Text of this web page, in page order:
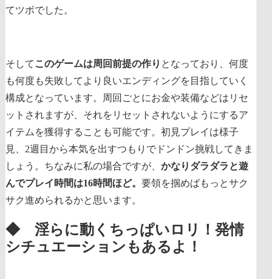
てツボでした。
そして このゲームは周回前提の作り となっており、何度
も何度も失敗してより良いエンディングを目指していく
構成となっています。周回ごとにお金や装備などはリセ
ットされますが、それをリセットされないようにするア
イテムを獲得することも可能です。初見プレイは様子
見、2週目から本気を出すつもりでドンドン挑戦してきま
しょう。ちなみに私の場合ですが、 かなりダラダラと遊
んでプレイ時間は16時間ほど。 要領を掴めばもっとサク
サク進められるかと思います。
◆ 淫らに動くちっぱいロリ！発情
シチュエーションもあるよ！